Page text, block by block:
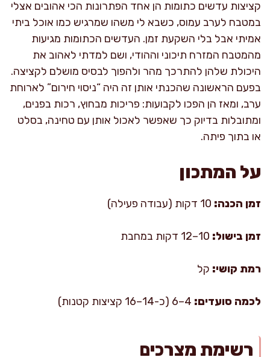
קציצות עדשים כתומות הן אחד הפתרונות הכי אהובים אצלי
במטבח לערב עמוס, כשבא לי משהו שמרגיש כמו אוכל ביתי
אמיתי אבל בלי השקעת זמן. העדשים הכתומות מגיעות
מהמטבח המזרח תיכוני וההודי, ושם למדתי לאהוב את
היכולת שלהן להתרכך מהר ולהפוך לבסיס מושלם לקציצה.
בפעם הראשונה שהכנתי אותן זה היה “ניסוי חירום” לארוחת
ערב, ומאז הן הפכו לקבועות: פריכות מבחוץ, רכות בפנים,
ומתובלות בדיוק כך שאפשר לאכול אותן עם טחינה, בסלט
או בתוך פיתה.
על המתכון
זמן הכנה:
זמן בישול:
רמת קושי: קל
לכמה סועדים:
רשימת מצרכים